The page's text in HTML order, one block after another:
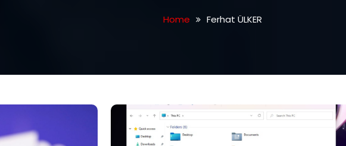
Home Ferhat ÜLKER